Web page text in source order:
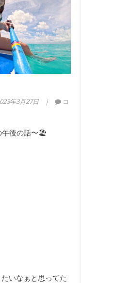
年3月27日
コ
午後の話〜🏖
いなぁと思ってた